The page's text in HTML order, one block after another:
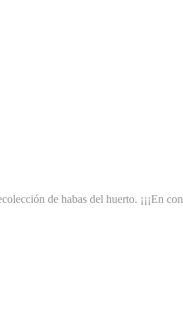
de habas del huerto. ¡¡¡En